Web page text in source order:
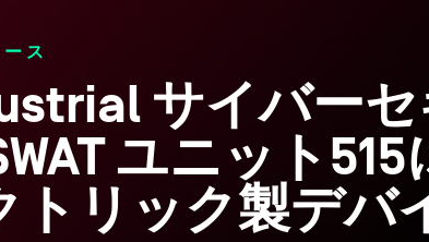
ス
サイバー
ユニット
トリック製デバ